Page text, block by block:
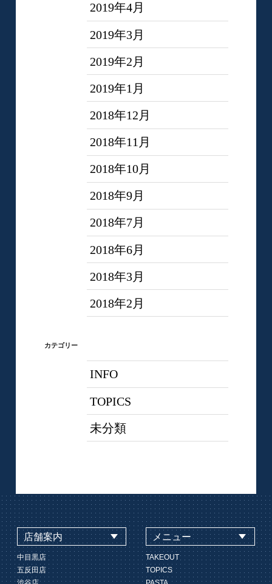
2019年4月
2019年3月
2019年2月
2019年1月
2018年12月
2018年11月
2018年10月
2018年9月
2018年7月
2018年6月
2018年3月
2018年2月
カテゴリー
INFO
TOPICS
未分類
店舗案内
中目黒店
五反田店
メニュー
TAKEOUT
TOPICS